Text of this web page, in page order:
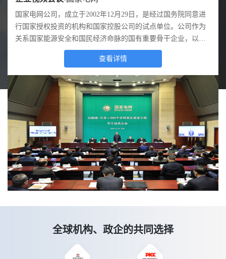
国家质检总局，全称中华人民共和国国家质量监督检验检疫总
局，是我国国务院主管全国质量、计量、出入境商品检验、出
入境卫生检疫、出入境动植物检疫、进出口食品安全和认证认
可、标准化等工作，并行使行政执法职能的正部级国务院直属
查看详情
独龙江，令人心驰神往的地方。独龙族，让人沉醉着迷的民
族。千百年来，独龙江和独龙族与世隔绝，它的神秘是定格在
人们脑海里的皑皑雪山和莽莽林海。但自2015年脱贫攻坚以来
这里发生了翻天覆地的变化，在上级党委政府和主管部门的高
度重视下，教育事业也开始有所发展。
查看详情
某某县下辖16个镇。为整合党群服务资源，加强党员凝聚力，
提高办事效率，某某县政府在全县率先推广应用智慧党建系
统。
查看详情
国家电网公司，成立于2002年12月29日，是经过国务院同意进
行国家授权投资的机构和国家控股公司的试点单位。公司作为
关系国家能源安全和国民经济命脉的国有重要骨干企业，以建
设和运营电网为核心业务，承担着保障更安全、更经济、更清
洁、可持续的电力供应的基本使命。经营区域覆盖全国26个省
（自治区、直辖市），覆盖国土面积的88%，供电人口超过11
亿人，公司员工总量超过186万人。
查看详情
四川省人民医院（以下简称“省医院”），建于1941年，前身四
川省公立医院是中央大学医学院附属医院，1952年正式命名为
四川省人民医院，1989年被评为首批国家三级甲等医院，实力
毋庸置疑。近年来，省医院不断加强科学技术投入努力提高医
疗信息化水平，并取得了显著的社会效益。
查看详情
人武部全称为人民武装警察部队，主要职责是负责辖区内的警
卫、守护、守卫、看守、纠察、巡逻、抢险和处理突发事件及
大型群众活动的安全保卫。该人武部队非常重视信息化建设，
日常训练、演练都突出信息战训练。
查看详情
全球机构、政企的共同选择